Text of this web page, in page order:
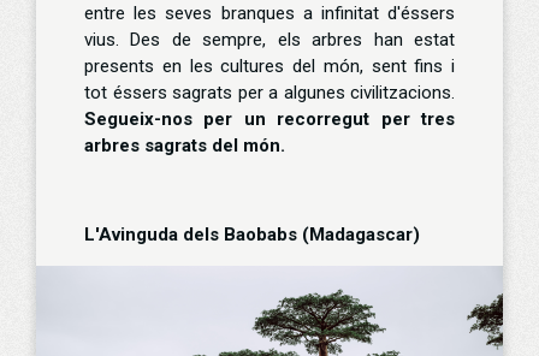
entre les seves branques a infinitat d'éssers
vius. Des de sempre, els arbres han estat
presents en les cultures del món, sent fins i
tot éssers sagrats per a algunes civilitzacions.
Segueix-nos per un recorregut per tres
arbres sagrats del món.
L'Avinguda dels Baobabs (Madagascar)